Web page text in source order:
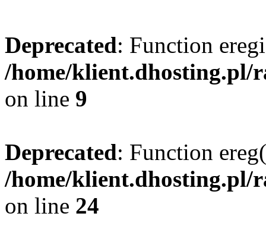
Deprecated: Function
/home/klient.dhosting.pl/
on line 9
Deprecated: Function
/home/klient.dhosting.pl/
on line 24